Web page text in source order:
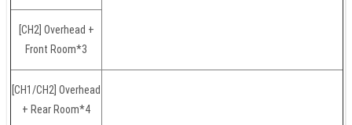
[CH2] Overhead +
Front Room*3
[CH1/CH2] Overhead
+ Rear Room*4